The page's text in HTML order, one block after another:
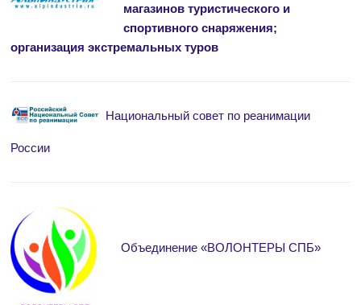
магазинов туристического и
спортивного снаряжения;
организация экстремальных туров
Национальный совет по реанимации
России
Объединение «ВОЛОНТЕРЫ СПБ»